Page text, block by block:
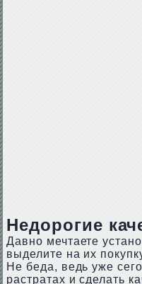
Недорогие
Давно мечтаете
выделите на их
Не беда, ведь уже
растратах и сделать